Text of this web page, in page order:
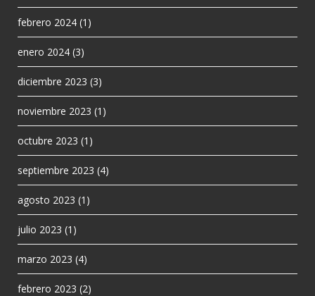
febrero 2024 (1)
enero 2024 (3)
diciembre 2023 (3)
noviembre 2023 (1)
octubre 2023 (1)
septiembre 2023 (4)
agosto 2023 (1)
julio 2023 (1)
marzo 2023 (4)
febrero 2023 (2)